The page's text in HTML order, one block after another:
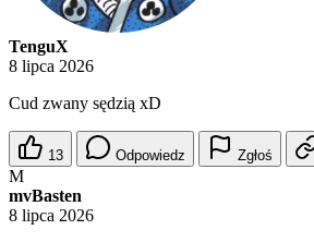
TenguX
8 lipca 2026
Cud zwany sędzią xD
13 Odpowiedz Zgłoś
M
mvBasten
8 lipca 2026